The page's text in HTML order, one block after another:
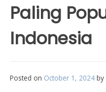
Paling
Indonesia
Posted on October 1, 2024 by